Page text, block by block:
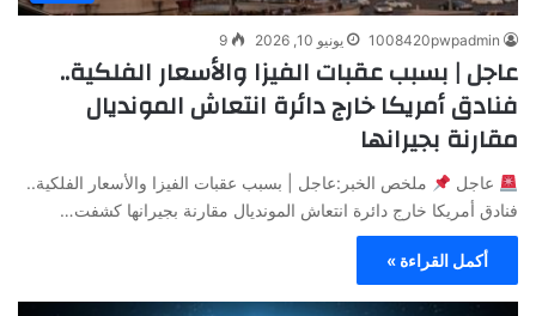
1008420pwpadmin يونيو 10, 2026 9
عاجل | بسبب عقبات الفيزا والأسعار الفلكية..
فنادق أمريكا خارج دائرة انتعاش المونديال
مقارنة بجيرانها
عاجل
ملخص الخبر:عاجل | بسبب عقبات الفيزا والأسعار الفلكية..
فنادق أمريكا خارج دائرة انتعاش المونديال مقارنة بجيرانها كشفت…
أكمل القراءة »